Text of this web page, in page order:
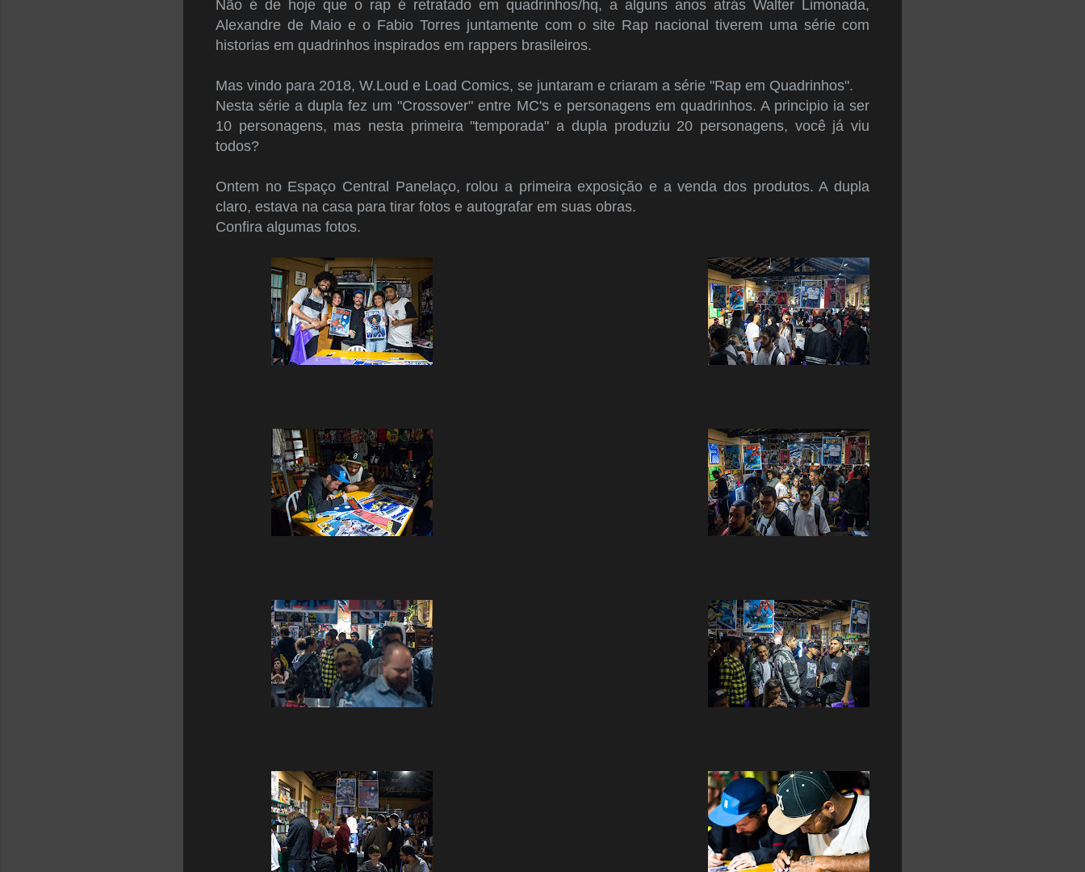
Não é de hoje que o rap é retratado em quadrinhos/hq, a alguns anos atrás Walter Limonada,
Alexandre de Maio e o Fabio Torres juntamente com o site Rap nacional tiverem uma série com
historias em quadrinhos inspirados em rappers brasileiros.
Mas vindo para 2018, W.Loud e Load Comics, se juntaram e criaram a série "Rap em Quadrinhos".
Nesta série a dupla fez um "Crossover" entre MC's e personagens em quadrinhos. A principio ia ser
10 personagens, mas nesta primeira "temporada" a dupla produziu 20 personagens, você já viu
todos?
Ontem no Espaço Central Panelaço, rolou a primeira exposição e a venda dos produtos. A dupla
claro, estava na casa para tirar fotos e autografar em suas obras.
Confira algumas fotos.